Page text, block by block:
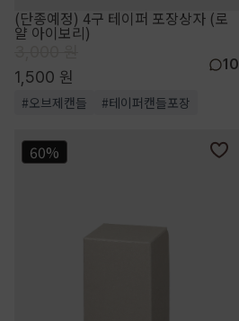
(단종예정) 4구 테이퍼 포장상자 (로
얄 아이보리)
1,500 원
10
#오브제캔들 #테이퍼캔들포장
60%